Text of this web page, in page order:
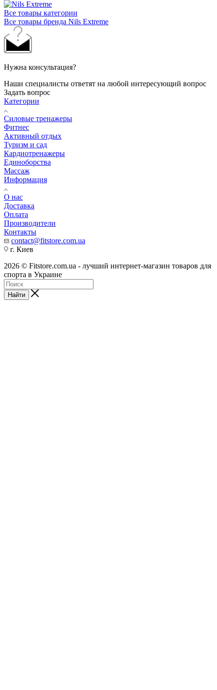
Все товары категории
Все товары бренда Nils Extreme
Нужна консультация?
Наши специалисты ответят на любой интересующий вопрос
Задать вопрос
Категории
Силовые тренажеры
Фитнес
Активный отдых
Туризм и сад
Кардиотренажеры
Единоборства
Массаж
Информация
О нас
Доставка
Оплата
Производители
Контакты
contact@fitstore.com.ua
г. Киев
2026 © Fitstore.com.ua - лучший интернет-магазин товаров для
спорта в Украине
Найти